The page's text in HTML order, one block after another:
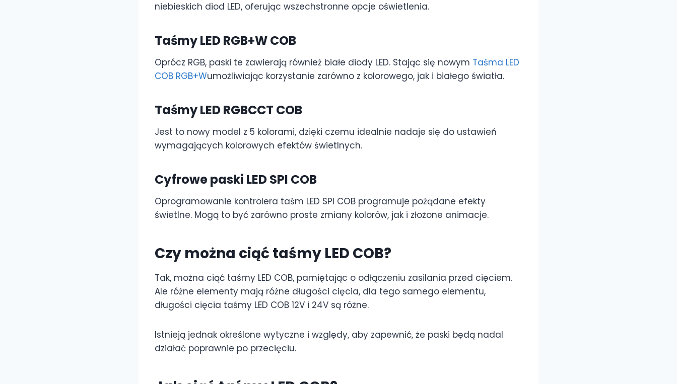
niebieskich diod LED, oferując wszechstronne opcje oświetlenia.
Taśmy LED RGB+W COB
Oprócz RGB, paski te zawierają również białe diody LED. Stając się nowym Taśma LED
COB RGB+Wumożliwiając korzystanie zarówno z kolorowego, jak i białego światła.
Taśmy LED RGBCCT COB
Jest to nowy model z 5 kolorami, dzięki czemu idealnie nadaje się do ustawień
wymagających kolorowych efektów świetlnych.
Cyfrowe paski LED SPI COB
Oprogramowanie kontrolera taśm LED SPI COB programuje pożądane efekty
świetlne. Mogą to być zarówno proste zmiany kolorów, jak i złożone animacje.
Czy można ciąć taśmy LED COB?
Tak, można ciąć taśmy LED COB, pamiętając o odłączeniu zasilania przed cięciem.
Ale różne elementy mają różne długości cięcia, dla tego samego elementu,
długości cięcia taśmy LED COB 12V i 24V są różne.
Istnieją jednak określone wytyczne i względy, aby zapewnić, że paski będą nadal
działać poprawnie po przecięciu.